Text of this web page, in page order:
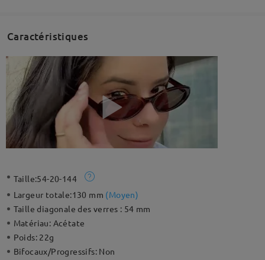
Caractéristiques
Taille:54-20-144
Largeur totale:130 mm (Moyen)
Taille diagonale des verres : 54 mm
Matériau: Acétate
Poids: 22g
Bifocaux/Progressifs: Non